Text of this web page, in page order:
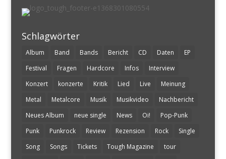
Schlagwörter
Album Band Bands Bericht CD Daten
EP
Festival
Fragen Hardcore Infos
Interview
Konzert
konzerte Kritik Lied Live
Meinung
Metal
Metalcore Musik Musikvideo
Nachbericht
Neues Album
neue single News Oi!
Pop-Punk
Punk
Punkrock Review Rezension Rock
Single
Song
Songs Tickets Tough Magazine
tour